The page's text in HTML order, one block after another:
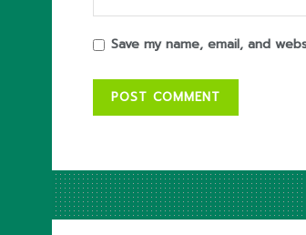
Save my name, email, and